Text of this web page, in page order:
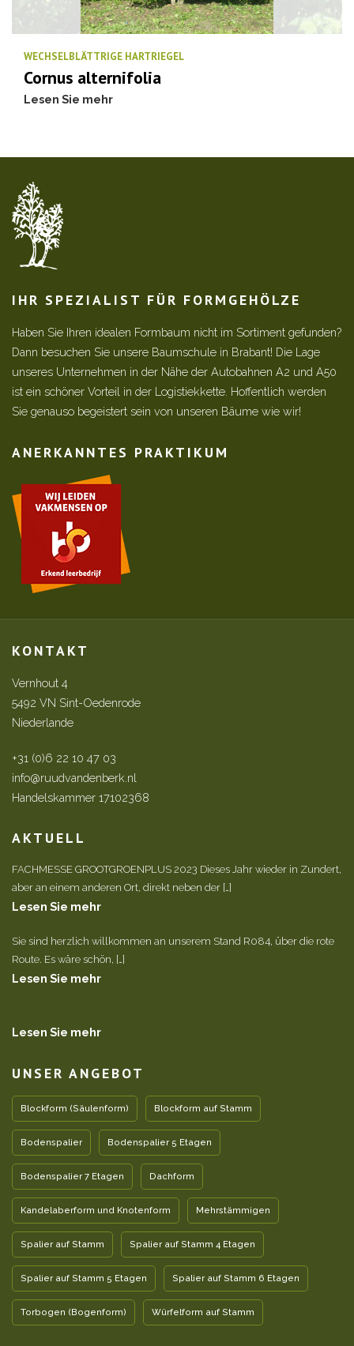
WECHSELBLÄTTRIGE HARTRIEGEL
Cornus alternifolia
Lesen Sie mehr
IHR SPEZIALIST FÜR FORMGEHÖLZE
Haben Sie Ihren idealen Formbaum nicht im Sortiment gefunden?
Dann besuchen Sie unsere Baumschule in Brabant! Die Lage
unseres Unternehmen in der Nähe der Autobahnen A2 und A50
ist ein schöner Vorteil in der Logistiekkette. Hoffentlich werden
Sie genauso begeistert sein von unseren Bäume wie wir!
ANERKANNTES PRAKTIKUM
KONTAKT
Vernhout 4
5492 VN Sint-Oedenrode
Niederlande
+31 (0)6 22 10 47 03
info@ruudvandenberk.nl
Handelskammer 17102368
AKTUELL
FACHMESSE GROOTGROENPLUS 2023 Dieses Jahr wieder in Zundert,
aber an einem anderen Ort, direkt neben der […]
Lesen Sie mehr
Sie sind herzlich willkommen an unserem Stand R084, über die rote
Route. Es wäre schön, […]
Lesen Sie mehr
Lesen Sie mehr
UNSER ANGEBOT
Blockform (Säulenform) Blockform auf Stamm
Bodenspalier Bodenspalier 5 Etagen
Bodenspalier 7 Etagen Dachform
Kandelaberform und Knotenform Mehrstämmigen
Spalier auf Stamm Spalier auf Stamm 4 Etagen
Spalier auf Stamm 5 Etagen Spalier auf Stamm 6 Etagen
Torbogen (Bogenform) Würfelform auf Stamm